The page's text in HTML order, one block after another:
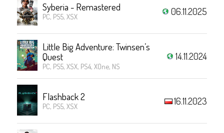
Syberia - Remastered
PC, PS5, XSX 06.11.2025
Little Big Adventure: Twinsen’s
Quest
PC, PS5, XSX, PS4, XOne, NS
14.11.2024
Flashback 2
PC, PS5, XSX 16.11.2023